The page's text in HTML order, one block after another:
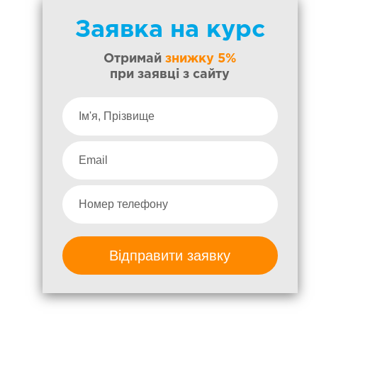
Заявка на курс
Отримайзнижку 5%
при заявці з сайту
Відправити заявку